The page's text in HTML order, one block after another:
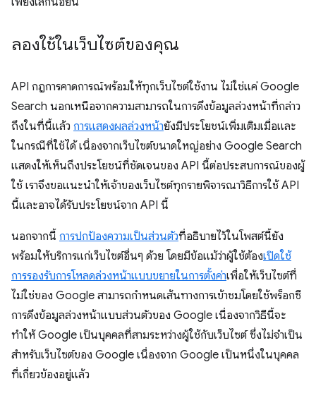
ลองใช้ในเว็บไซต์ของคุณ
API กฎการคาดการณ์พร้อมให้ทุกเว็บไซต์ใช้งาน ไม่ใช่แค่ Google
Search นอกเหนือจากความสามารถในการดึงข้อมูลล่วงหน้าที่กล่าว
ถึงในที่นี้แล้ว การแสดงผลล่วงหน้ายังมีประโยชน์เพิ่มเติมเมื่อและ
ในกรณีที่ใช้ได้ เนื่องจากเว็บไซต์ขนาดใหญ่อย่าง Google Search
แสดงให้เห็นถึงประโยชน์ที่ชัดเจนของ API นี้ต่อประสบการณ์ของผู้
ใช้ เราจึงขอแนะนำให้เจ้าของเว็บไซต์ทุกรายพิจารณาวิธีการใช้ API
นี้และอาจได้รับประโยชน์จาก API นี้
นอกจากนี้ การปกป้องความเป็นส่วนตัวที่อธิบายไว้ในโพสต์นี้ยัง
พร้อมให้บริการแก่เว็บไซต์อื่นๆ ด้วย โดยมีข้อแม้ว่าผู้ใช้ต้องเปิดใช้
การรองรับการโหลดล่วงหน้าแบบขยายในการตั้งค่าเพื่อให้เว็บไซต์ที่
ไม่ใช่ของ Google สามารถกำหนดเส้นทางการเข้าชมโดยใช้พร็อกซี
การดึงข้อมูลล่วงหน้าแบบส่วนตัวของ Google เนื่องจากวิธีนี้จะ
ทำให้ Google เป็นบุคคลที่สามระหว่างผู้ใช้กับเว็บไซต์ ซึ่งไม่จำเป็น
สำหรับเว็บไซต์ของ Google เนื่องจาก Google เป็นหนึ่งในบุคคล
ที่เกี่ยวข้องอยู่แล้ว